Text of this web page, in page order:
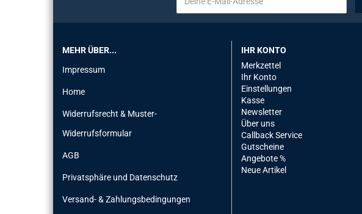
MEHR ÜBER...
Impressum
Home
Widerrufsrecht & Muster-
Widerrufsformular
AGB
Privatsphäre und Datenschutz
Versand- & Zahlungsbedingungen
IHR KONTO
Merkzettel
Ihr Konto
Einstellungen
Kasse
Newsletter
Über uns
Callback Service
Gutscheine
Angebote %
Neue Artikel